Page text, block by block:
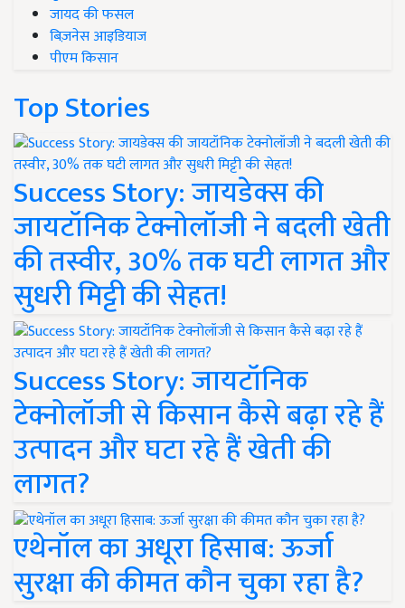
जायद की फसल
बिज़नेस आइडियाज
पीएम किसान
Top Stories
Success Story: जायडेक्स की
जायटॉनिक टेक्नोलॉजी ने बदली खेती
की तस्वीर, 30% तक घटी लागत और
सुधरी मिट्टी की सेहत!
Success Story: जायटॉनिक
टेक्नोलॉजी से किसान कैसे बढ़ा रहे हैं
उत्पादन और घटा रहे हैं खेती की
लागत?
एथेनॉल का अधूरा हिसाब: ऊर्जा
सुरक्षा की कीमत कौन चुका रहा है?